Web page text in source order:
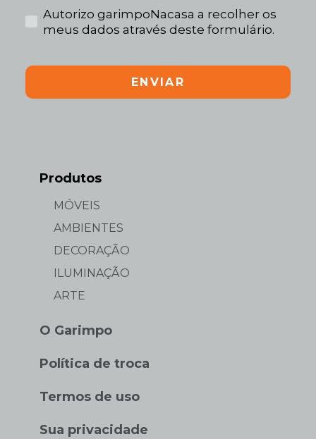
Autorizo garimpoNacasa a recolher os
meus dados através deste formulário.
ENVIAR
Produtos
MÓVEIS
AMBIENTES
DECORAÇÃO
ILUMINAÇÃO
ARTE
O Garimpo
Política de troca
Termos de uso
Sua privacidade